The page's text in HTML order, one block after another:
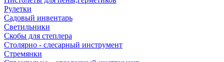
Рулетки
Садовый инвентарь
Светильники
Скобы для степлера
Столярно - слесарный инструмент
Стремянки